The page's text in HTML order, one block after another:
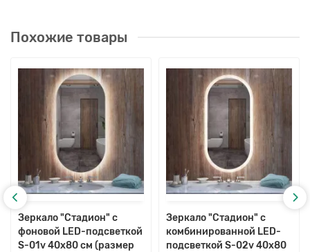
Похожие товары
Зеркало "Стадион" с
фоновой LED-подсветкой
S-01v 40x80 см (размер
Зеркало "Стадион" с
комбинированной LED-
подсветкой S-02v 40x80